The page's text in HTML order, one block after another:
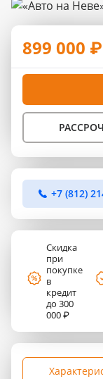
899 000 ₽
+7 (812)
Скидка
при
покупке
в
кредит
до 300
000 ₽